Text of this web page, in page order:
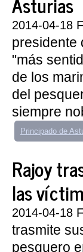
2014-04-18
presidente
"más
de los
del
siempre
Principado de
Rajoy
las
2014-04-18
trasmite
pesquero